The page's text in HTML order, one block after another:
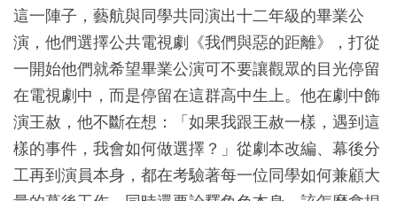
這一陣子，藝航與同學共同演出十二年級的畢業公
演，他們選擇公共電視劇《我們與惡的距離》，打從
一開始他們就希望畢業公演可不要讓觀眾的目光停留
在電視劇中，而是停留在這群高中生上。他在劇中飾
演王赦，他不斷在想：「如果我跟王赦一樣，遇到這
樣的事件，我會如何做選擇？」從劇本改編、幕後分
工再到演員本身，都在考驗著每一位同學如何兼顧大